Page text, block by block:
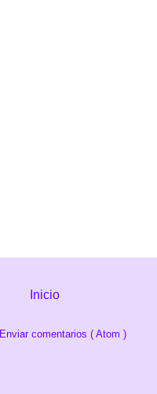
Inicio
Enviar comentarios ( Atom )